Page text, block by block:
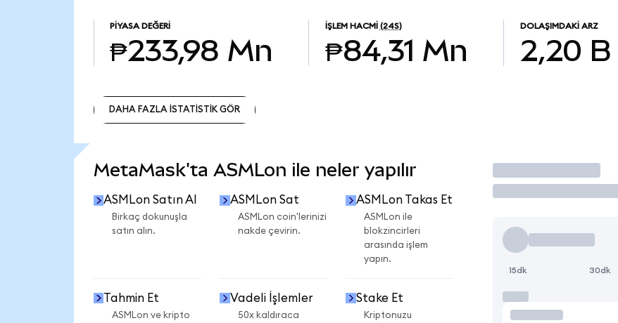
PIYASA DEĞERI
₱233,98 Mn
İŞLEM HACMI (24S)
₱84,31 Mn
DOLAŞIMDAKI ARZ
2,20 B
DAHA FAZLA İSTATİSTİK GÖR
MetaMask'ta ASMLon ile neler yapılır
ASMLon Satın Al
Birkaç dokunuşla
satın alın.
ASMLon Sat
ASMLon coin'lerinizi
nakde çevirin.
ASMLon Takas Et
ASMLon ile
blokzincirleri
arasında işlem
yapın.
Tahmin Et
ASMLon ve kripto
Vadeli İşlemler
50x kaldıraca
Stake Et
Kriptonuzu
İşlem Yap
15dk 30dk